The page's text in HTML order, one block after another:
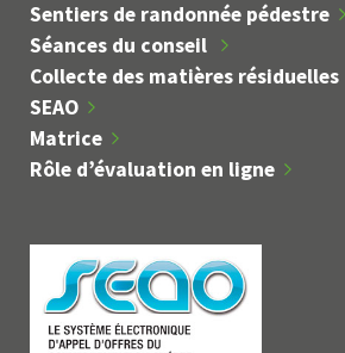
Sentiers de randonnée pédestre
Séances du conseil
Collecte des matières résiduelles
SEAO
Matrice
Rôle d’évaluation en ligne